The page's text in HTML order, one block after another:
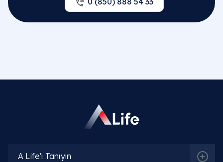
Sıkça Sorulan Sorular
işlemle kesilerek çıkarılmasıdır. Bu işlem
açısından birçok avantaj sağlar.
A Life'ı Tanıyın